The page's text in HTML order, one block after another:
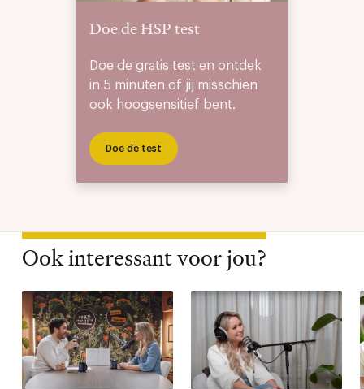
Doe de HSP test
Doe de gratis test en ontdek
in 5 minuten of jij misschien
ook hoogsensitief bent.
Doe de test
Ook interessant voor jou?